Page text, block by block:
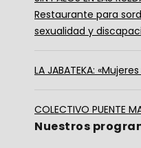
Restaurante para
sexualidad y
LA JABATEKA:
COLECTIVO PUENTE
Nuestros